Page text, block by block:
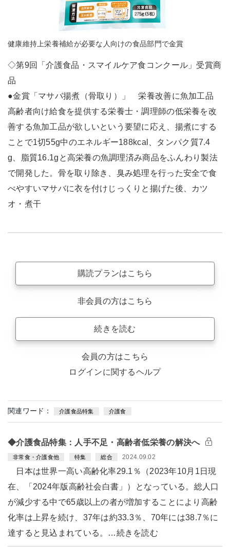
健康維持上栄養補給が必要な人向けの食品部門で金賞
◇第9回「介護食品・スマイルケア食コンクール」受賞商
品
●金賞「マサバ揚煮（骨取り）」 栄養改善に魚加工品
高齢者向け給食を提供する栄養士・調理師の低栄養を改
善する魚加工品が欲しいという要望に応え、揚煮にする
ことで1切55g中のエネルギー188kcal、タンパク質7.4
g、脂質16.1gと高栄養の魚調理済み商品をふんわり製法
で開発した。骨を取り除き、臭み処理を行った安全で食
べやすいマサバに衣を付けじっくりと揚げた後、カツ
オ・煮干
購読プランはこちら
非会員の方はこちら
続きを読む
会員の方はこちら
ログインに関するヘルプ
関連ワード： 介護食品特集 介護食
◆介護食品特集：人手不足・高齢者低栄養の解決へ
非常食・介護食他 特集 総合 2024.09.02
日本は世界一高い高齢化率29.1％（2023年10月1日現
在、「2024年版高齢社会白書」）となっている。総人口
が減少する中で65歳以上の者が増加することにより高齢
化率は上昇を続け、37年は約33.3％、70年には38.7％に
達すると見込まれている。…続きを読む